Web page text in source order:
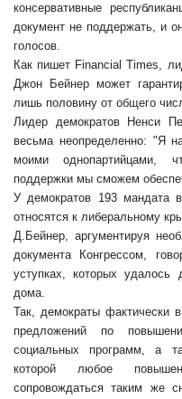
консервативные
документ не поддержать, и
голосов.
Как пишет Financial Times,
Джон Бейнер может
лишь половину от общего
Лидер демократов Ненси
весьма неопределенно: "Я
моими однопартийцами,
поддержки мы сможем
У демократов 193 мандата
относятся к либеральному
Д.Бейнер, аргументируя
документа Конгрессом,
уступках, которых удалось
дома.
Так, демократы фактически
предложений по
социальных программ, а
которой любое
сопровождаться таким же